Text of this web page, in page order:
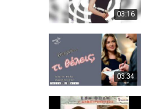
03:16
03:34